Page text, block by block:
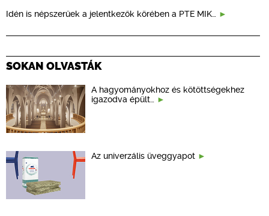
Idén is népszerűek a jelentkezők körében a PTE MIK…
SOKAN OLVASTÁK
A hagyományokhoz és kötöttségekhez
igazodva épült…
Az univerzális üveggyapot